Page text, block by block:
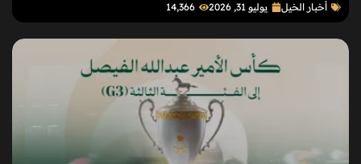
أخبار الخيل يوليو 31, 2026 14٬366